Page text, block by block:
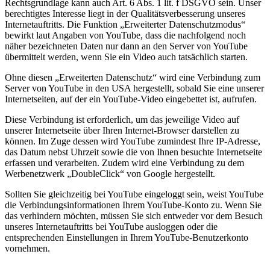
Rechtsgrundlage kann auch Art. 6 Abs. 1 lit. f DSGVO sein. Unser
berechtigtes Interesse liegt in der Qualitätsverbesserung unseres
Internetauftritts. Die Funktion „Erweiterter Datenschutzmodus“
bewirkt laut Angaben von YouTube, dass die nachfolgend noch
näher bezeichneten Daten nur dann an den Server von YouTube
übermittelt werden, wenn Sie ein Video auch tatsächlich starten.
Ohne diesen „Erweiterten Datenschutz“ wird eine Verbindung zum
Server von YouTube in den USA hergestellt, sobald Sie eine unserer
Internetseiten, auf der ein YouTube-Video eingebettet ist, aufrufen.
Diese Verbindung ist erforderlich, um das jeweilige Video auf
unserer Internetseite über Ihren Internet-Browser darstellen zu
können. Im Zuge dessen wird YouTube zumindest Ihre IP-Adresse,
das Datum nebst Uhrzeit sowie die von Ihnen besuchte Internetseite
erfassen und verarbeiten. Zudem wird eine Verbindung zu dem
Werbenetzwerk „DoubleClick“ von Google hergestellt.
Sollten Sie gleichzeitig bei YouTube eingeloggt sein, weist YouTube
die Verbindungsinformationen Ihrem YouTube-Konto zu. Wenn Sie
das verhindern möchten, müssen Sie sich entweder vor dem Besuch
unseres Internetauftritts bei YouTube ausloggen oder die
entsprechenden Einstellungen in Ihrem YouTube-Benutzerkonto
vornehmen.